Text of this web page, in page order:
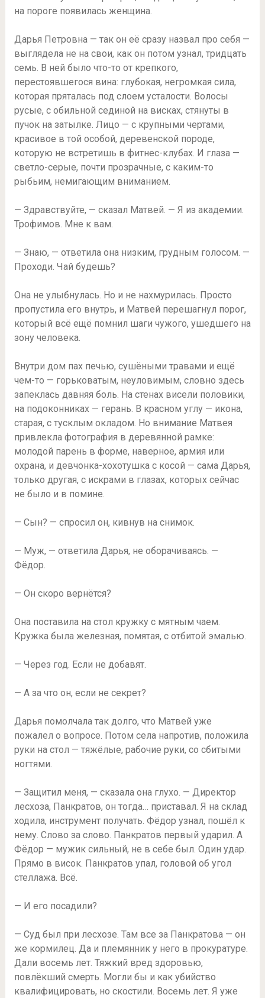
на пороге появилась женщина.
Дарья Петровна — так он её сразу назвал про себя —
выглядела не на свои, как он потом узнал, тридцать
семь. В ней было что-то от крепкого,
перестоявшегося вина: глубокая, негромкая сила,
которая пряталась под слоем усталости. Волосы
русые, с обильной сединой на висках, стянуты в
пучок на затылке. Лицо — с крупными чертами,
красивое в той особой, деревенской породе,
которую не встретишь в фитнес-клубах. И глаза —
светло-серые, почти прозрачные, с каким-то
рыбьим, немигающим вниманием.
— Здравствуйте, — сказал Матвей. — Я из академии.
Трофимов. Мне к вам.
— Знаю, — ответила она низким, грудным голосом. —
Проходи. Чай будешь?
Она не улыбнулась. Но и не нахмурилась. Просто
пропустила его внутрь, и Матвей перешагнул порог,
который всё ещё помнил шаги чужого, ушедшего на
зону человека.
Внутри дом пах печью, сушёными травами и ещё
чем-то — горьковатым, неуловимым, словно здесь
запеклась давняя боль. На стенах висели половики,
на подоконниках — герань. В красном углу — икона,
старая, с тусклым окладом. Но внимание Матвея
привлекла фотография в деревянной рамке:
молодой парень в форме, наверное, армия или
охрана, и девчонка-хохотушка с косой — сама Дарья,
только другая, с искрами в глазах, которых сейчас
не было и в помине.
— Сын? — спросил он, кивнув на снимок.
— Муж, — ответила Дарья, не оборачиваясь. —
Фёдор.
— Он скоро вернётся?
Она поставила на стол кружку с мятным чаем.
Кружка была железная, помятая, с отбитой эмалью.
— Через год. Если не добавят.
— А за что он, если не секрет?
Дарья помолчала так долго, что Матвей уже
пожалел о вопросе. Потом села напротив, положила
руки на стол — тяжёлые, рабочие руки, со сбитыми
ногтями.
— Защитил меня, — сказала она глухо. — Директор
лесхоза, Панкратов, он тогда… приставал. Я на склад
ходила, инструмент получать. Фёдор узнал, пошёл к
нему. Слово за слово. Панкратов первый ударил. А
Фёдор — мужик сильный, не в себе был. Один удар.
Прямо в висок. Панкратов упал, головой об угол
стеллажа. Всё.
— И его посадили?
— Суд был при лесхозе. Там все за Панкратова — он
же кормилец. Да и племянник у него в прокуратуре.
Дали восемь лет. Тяжкий вред здоровью,
повлёкший смерть. Могли бы и как убийство
квалифицировать, но скостили. Восемь лет. Я уже